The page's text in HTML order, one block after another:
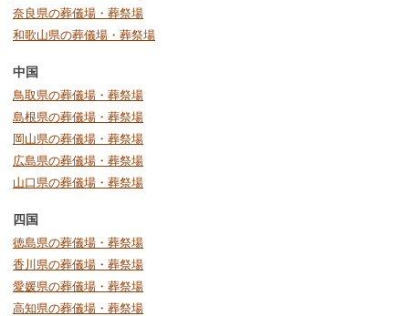
奈良県の葬儀場・葬祭場
和歌山県の葬儀場・葬祭場
中国
鳥取県の葬儀場・葬祭場
島根県の葬儀場・葬祭場
岡山県の葬儀場・葬祭場
広島県の葬儀場・葬祭場
山口県の葬儀場・葬祭場
四国
徳島県の葬儀場・葬祭場
香川県の葬儀場・葬祭場
愛媛県の葬儀場・葬祭場
高知県の葬儀場・葬祭場